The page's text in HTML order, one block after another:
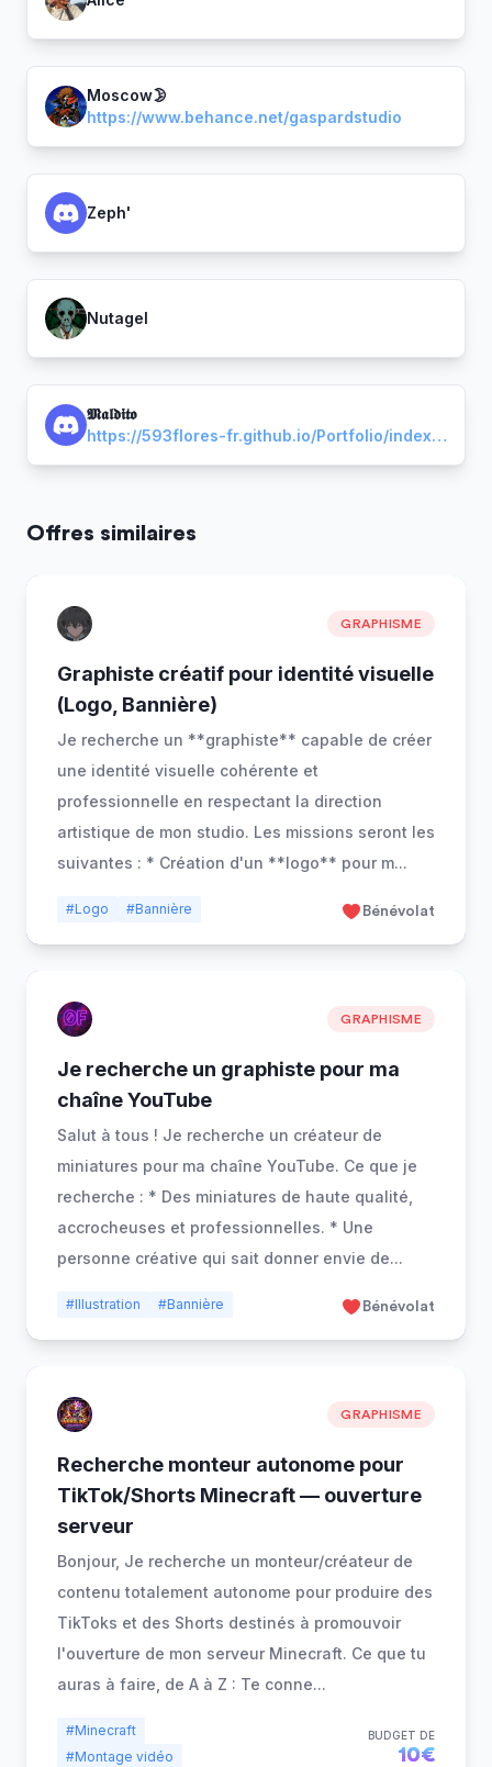
Moscow🌛
https://www.behance.net/gaspardstudio
Zeph'
Nutagel
𝕸𝖆𝖑𝖉𝖎𝖙𝖔
https://593flores-fr.github.io/Portfolio/index.html
Offres similaires
GRAPHISME
Graphiste créatif pour identité visuelle
(Logo, Bannière)
Je recherche un **graphiste** capable de créer
une identité visuelle cohérente et
professionnelle en respectant la direction
artistique de mon studio. Les missions seront les
suivantes : * Création d'un **logo** pour m...
#Logo #Bannière Bénévolat
GRAPHISME
Je recherche un graphiste pour ma
chaîne YouTube
Salut à tous ! Je recherche un créateur de
miniatures pour ma chaîne YouTube. Ce que je
recherche : * Des miniatures de haute qualité,
accrocheuses et professionnelles. * Une
personne créative qui sait donner envie de...
#Illustration #Bannière Bénévolat
GRAPHISME
Recherche monteur autonome pour
TikTok/Shorts Minecraft — ouverture
serveur
Bonjour, Je recherche un monteur/créateur de
contenu totalement autonome pour produire des
TikToks et des Shorts destinés à promouvoir
l'ouverture de mon serveur Minecraft. Ce que tu
auras à faire, de A à Z : Te conne...
#Minecraft
#Montage vidéo
BUDGET DE
10€